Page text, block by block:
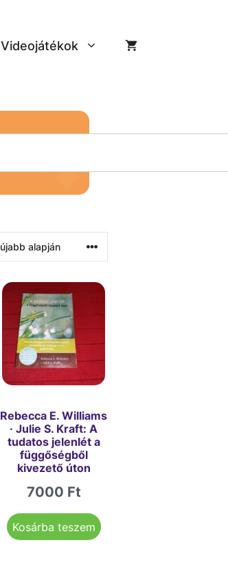
Videojátékok
Rebecca E. Williams
· Julie S. Kraft: A
tudatos jelenlét a
függőségből
kivezető úton
7000 Ft
Kosárba teszem